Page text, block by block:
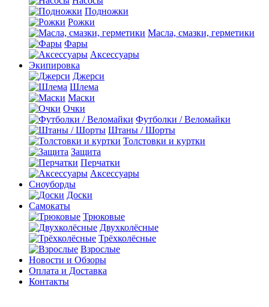
Подножки
Рожки
Масла, смазки, герметики
Фары
Аксессуары
Экипировка
Джерси
Шлема
Маски
Очки
Футболки / Веломайки
Штаны / Шорты
Толстовки и куртки
Защита
Перчатки
Аксессуары
Сноуборды
Доски
Самокаты
Трюковые
Двухколёсные
Трёхколёсные
Взрослые
Новости и Обзоры
Оплата и Доставка
Контакты